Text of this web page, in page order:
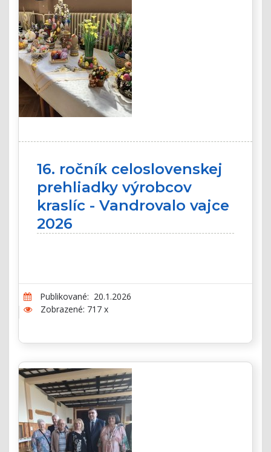
16. ročník celoslovenskej
prehliadky výrobcov
kraslíc - Vandrovalo vajce
2026
Publikované: 20.1.2026
Zobrazené: 717 x